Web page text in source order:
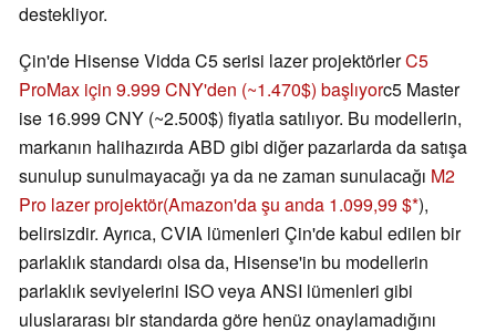
destekliyor.
Çin'de Hisense Vidda C5 serisi lazer projektörlerC5
ProMax için 9.999 CNY'den (~1.470$) başlıyorc5 Master
ise 16.999 CNY (~2.500$) fiyatla satılıyor. Bu modellerin,
markanın halihazırda ABD gibi diğer pazarlarda da satışa
sunulup sunulmayacağı ya da ne zaman sunulacağı M2
Pro lazer projektör(Amazon'da şu anda 1.099,99 $ ),
belirsizdir. Ayrıca, CVIA lümenleri Çin'de kabul edilen bir
parlaklık standardı olsa da, Hisense'in bu modellerin
parlaklık seviyelerini ISO veya ANSI lümenleri gibi
uluslararası bir standarda göre henüz onaylamadığını